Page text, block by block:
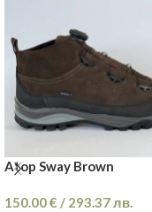
Atop Sway Brown
150.00€ / 293.37лв.